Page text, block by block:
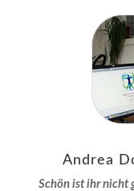
Andrea
Schön ist ihr nicht